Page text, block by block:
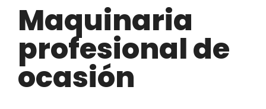
Maquinaria
profesional de
ocasión